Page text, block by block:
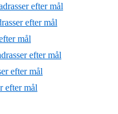
efter mål
efter mål
mål
efter mål
efter mål
efter mål